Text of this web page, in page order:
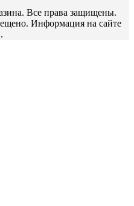
Все права защищены.
Информация на сайте